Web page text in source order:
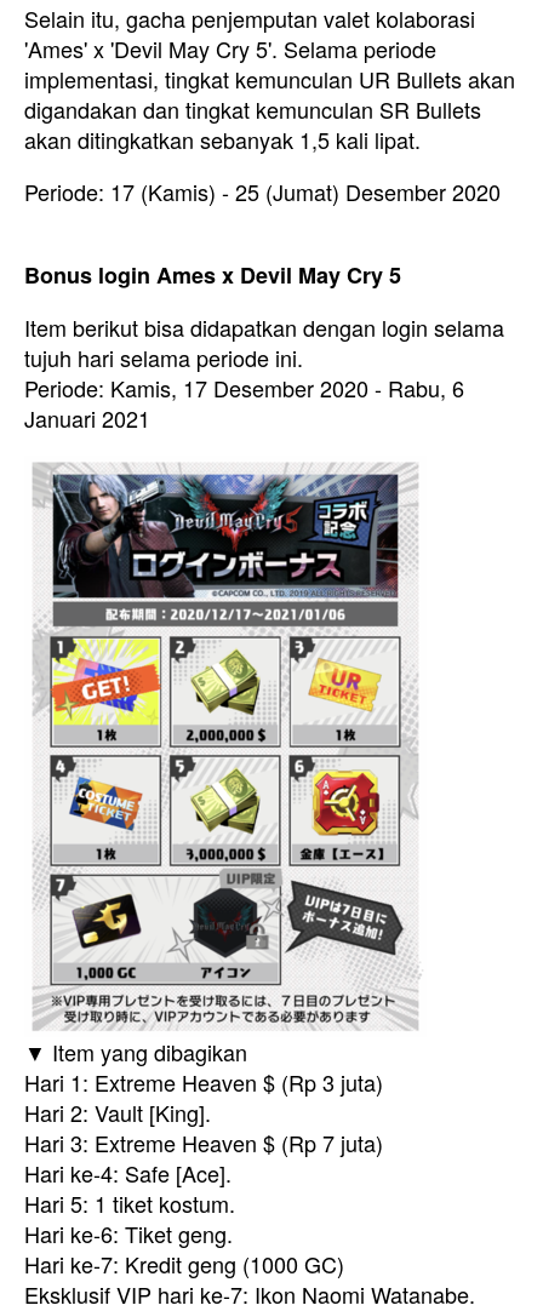
Selain itu, gacha penjemputan valet kolaborasi
'Ames' x 'Devil May Cry 5'. Selama periode
implementasi, tingkat kemunculan UR Bullets akan
digandakan dan tingkat kemunculan SR Bullets
akan ditingkatkan sebanyak 1,5 kali lipat.
Periode: 17 (Kamis) - 25 (Jumat) Desember 2020
Bonus login Ames x Devil May Cry 5
Item berikut bisa didapatkan dengan login selama
tujuh hari selama periode ini.
Periode: Kamis, 17 Desember 2020 - Rabu, 6
Januari 2021
▼ Item yang dibagikan
Hari 1: Extreme Heaven $ (Rp 3 juta)
Hari 2: Vault [King].
Hari 3: Extreme Heaven $ (Rp 7 juta)
Hari ke-4: Safe [Ace].
Hari 5: 1 tiket kostum.
Hari ke-6: Tiket geng.
Hari ke-7: Kredit geng (1000 GC)
Eksklusif VIP hari ke-7: Ikon Naomi Watanabe.